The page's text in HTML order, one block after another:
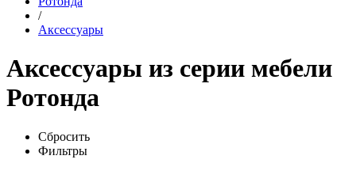
/
Аксессуары
Аксессуары из серии мебели
Ротонда
Сбросить
Фильтры